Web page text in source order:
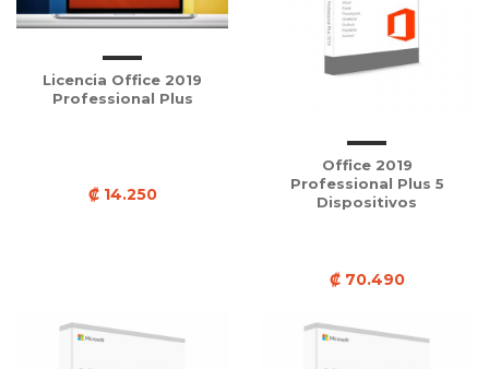
Licencia Office 2019
Professional Plus
₡ 14.250
Office 2019
Professional Plus 5
Dispositivos
₡ 70.490